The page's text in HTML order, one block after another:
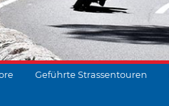
Geführte Strassentouren